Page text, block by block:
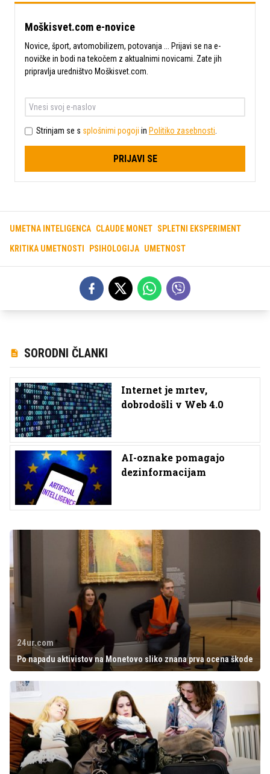
Moškisvet.com e-novice
Novice, šport, avtomobilizem, potovanja ... Prijavi se na e-
novičke in bodi na tekočem z aktualnimi novicami. Zate jih
pripravlja uredništvo Moškisvet.com.
Strinjam se s splošnimi pogoji in Politiko zasebnosti
PRIJAVI SE
UMETNA INTELIGENCA CLAUDE MONET SPLETNI EKSPERIMENT
KRITIKA UMETNOSTI PSIHOLOGIJA UMETNOST
SORODNI ČLANKI
Internet je mrtev,
dobrodošli v Web 4.0
AI-oznake pomagajo
dezinformacijam
24ur.com
Po napadu aktivistov na Monetovo sliko znana prva ocena škode